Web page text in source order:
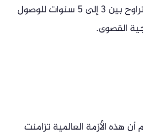
ويستغرق فترة تتراوح بين 3 إلى 5 سنوات للوصول
القصوى.
هذه الأزمة العالمية تزامنت